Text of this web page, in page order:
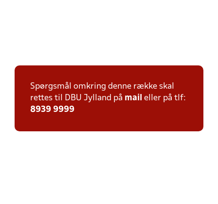
Spørgsmål omkring denne række skal
rettes til DBU Jylland på mail eller på tlf:
8939 9999